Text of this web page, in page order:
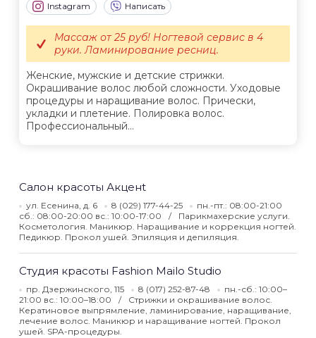
Instagram Написать
Женские, мужские и детские стрижки.
Окрашивание волос любой сложности. Уходовые
процедуры и наращивание волос. Прически,
укладки и плетение. Полировка волос.
Профессиональный...
Массаж от 25 руб! Ногтевой сервис в 4
руки. Ламинирование ресниц.
Салон красоты Акценt
ул. Есенина, д. 6 8 (029) 177-44-25
пн.-пт.: 08:00-21:00
сб.: 08:00-20:00 вс.: 10:00-17:00
Парикмахерские услуги.
Косметология. Маникюр. Наращивание и коррекция ногтей.
Педикюр. Прокол ушей. Эпиляция и депиляция.
Студия красоты Fashion Mailo Studio
пр. Дзержинского, 115 8 (017) 252-87-48
пн.-сб.: 10:00–
21:00 вс.: 10:00–18:00
Стрижки и окрашивание волос.
Кератиновое выпрямление, ламинирование, наращивание,
лечение волос. Маникюр и наращивание ногтей. Прокол
ушей. SPA-процедуры.